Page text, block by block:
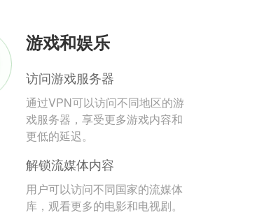
游戏和娱乐
访问游戏服务器
通过VPN可以访问不同地区的游
戏服务器，享受更多游戏内容和
更低的延迟。
解锁流媒体内容
用户可以访问不同国家的流媒体
库，观看更多的电影和电视剧。